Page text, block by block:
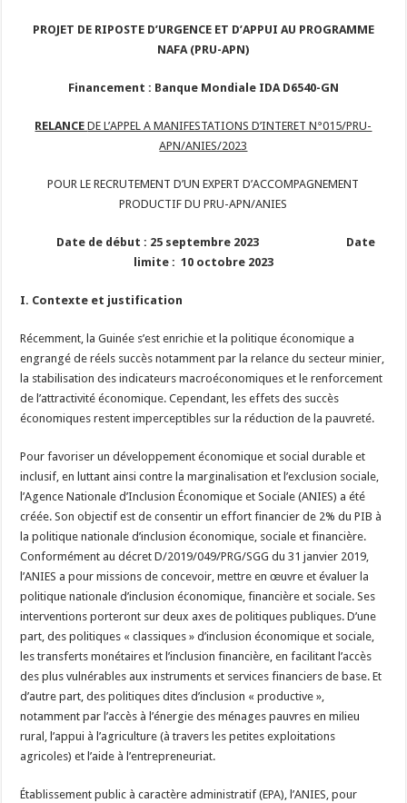
PROJET DE RIPOSTE D’URGENCE ET D’APPUI AU PROGRAMME
NAFA (PRU-APN)
Financement : Banque Mondiale IDA D6540-GN
RELANCEDE L’APPEL A MANIFESTATIONS D’INTERET N°015/PRU-
APN/ANIES/2023
POUR LE RECRUTEMENT D’UN EXPERT D’ACCOMPAGNEMENT
PRODUCTIF DU PRU-APN/ANIES
Date de début : 25 septembre 2023 Date
limite : 10 octobre 2023
I. Contexte et justification
Récemment, la Guinée s’est enrichie et la politique économique a
engrangé de réels succès notamment par la relance du secteur minier,
la stabilisation des indicateurs macroéconomiques et le renforcement
de l’attractivité économique. Cependant, les effets des succès
économiques restent imperceptibles sur la réduction de la pauvreté.
Pour favoriser un développement économique et social durable et
inclusif, en luttant ainsi contre la marginalisation et l’exclusion sociale,
l’Agence Nationale d’Inclusion Économique et Sociale (ANIES) a été
créée. Son objectif est de consentir un effort financier de 2% du PIB à
la politique nationale d’inclusion économique, sociale et financière.
Conformément au décret D/2019/049/PRG/SGG du 31 janvier 2019,
l’ANIES a pour missions de concevoir, mettre en œuvre et évaluer la
politique nationale d’inclusion économique, financière et sociale. Ses
interventions porteront sur deux axes de politiques publiques. D’une
part, des politiques « classiques » d’inclusion économique et sociale,
les transferts monétaires et l’inclusion financière, en facilitant l’accès
des plus vulnérables aux instruments et services financiers de base. Et
d’autre part, des politiques dites d’inclusion « productive »,
notamment par l’accès à l’énergie des ménages pauvres en milieu
rural, l’appui à l’agriculture (à travers les petites exploitations
agricoles) et l’aide à l’entrepreneuriat.
Établissement public à caractère administratif (EPA), l’ANIES, pour